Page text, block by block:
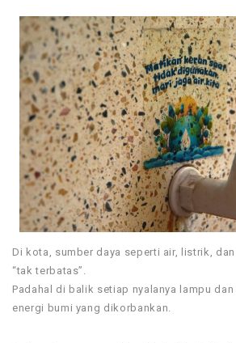
Di kota, sumber daya seperti air, listrik,
“tak terbatas”.
Padahal di balik setiap nyalanya lampu
energi bumi yang dikorbankan.